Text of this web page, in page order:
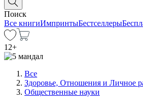
Поиск
Все книгиИмпринтыБестселлеры
12+
Все
Здоровье, Отношения и Личное
Общественные науки